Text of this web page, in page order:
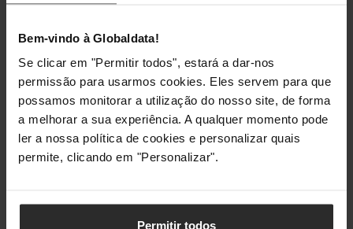
Bem-vindo à Globaldata!
Se clicar em "Permitir todos", estará a dar-nos
permissão para usarmos cookies. Eles servem para que
possamos monitorar a utilização do nosso site, de forma
a melhorar a sua experiência. A qualquer momento pode
ler a nossa política de cookies e personalizar quais
permite, clicando em "Personalizar".
Permitir todos
Quantidade por conjunto
Classificações